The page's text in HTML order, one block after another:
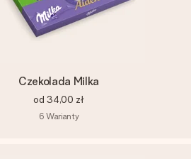
Czekolada Milka
od 34,00 zł
6 Warianty